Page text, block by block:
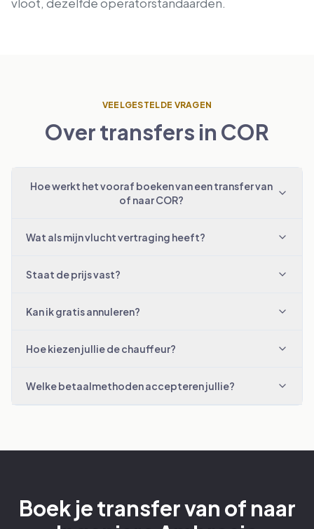
VEELGESTELDE VRAGEN
Over transfers in COR
Hoe werkt het vooraf boeken van een transfer van
of naar COR?
Wat als mijn vlucht vertraging heeft?
Staat de prijs vast?
Kan ik gratis annuleren?
Hoe kiezen jullie de chauffeur?
Welke betaalmethoden accepteren jullie?
Boek je transfer van of naar